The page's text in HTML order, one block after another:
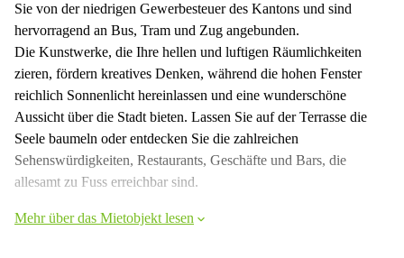
Sie von der niedrigen Gewerbesteuer des Kantons und sind
hervorragend an Bus, Tram und Zug angebunden.
Die Kunstwerke, die Ihre hellen und luftigen Räumlichkeiten
zieren, fördern kreatives Denken, während die hohen Fenster
reichlich Sonnenlicht hereinlassen und eine wunderschöne
Aussicht über die Stadt bieten. Lassen Sie auf der Terrasse die
Seele baumeln oder entdecken Sie die zahlreichen
Sehenswürdigkeiten, Restaurants, Geschäfte und Bars, die
allesamt zu Fuss erreichbar sind.
Mehr über das Mietobjekt lesen